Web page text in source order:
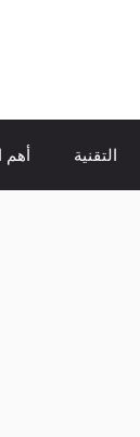
التقنية أهم